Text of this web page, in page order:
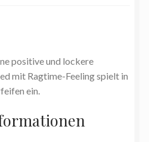
positive und lockere
mit Ragtime-Feeling spielt in
ein.